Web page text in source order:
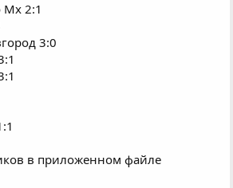
Мх 2:1
3:0
в приложенном файле